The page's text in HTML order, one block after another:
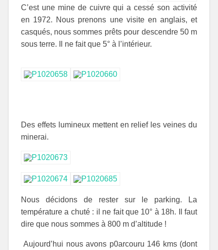
C’est une mine de cuivre qui a cessé son activité
en 1972. Nous prenons une visite en anglais, et
casqués, nous sommes prêts pour descendre 50 m
sous terre. Il ne fait que 5° à l’intérieur.
Des effets lumineux mettent en relief les veines du
minerai.
Nous décidons de rester sur le parking. La
température a chuté : il ne fait que 10° à 18h. Il faut
dire que nous sommes à 800 m d’altitude !
Aujourd’hui nous avons p0arcouru 146 kms (dont